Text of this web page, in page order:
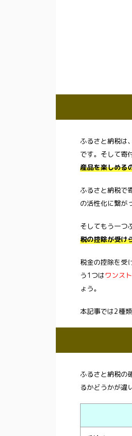
ふるさと納税は
です。そして寄
産品を楽しめる
ふるさと納税で
の活性化に繋が
そしてもう一つ
税の控除が受け
税金の控除を受
う1つはワンス
ょう。
本記事では2種
ふるさと納税の
るかどうかが違